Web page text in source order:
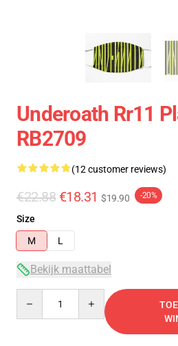
Underoath Rr11
RB2709
(12 customer reviews)
€22.88 €18.31 $19.90 -20%
Size
M
L
Bekijk maattabel